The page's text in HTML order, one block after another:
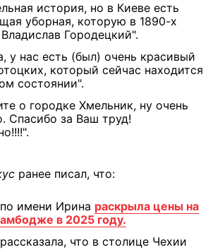
история, но в Киеве есть
уборная, которую в 1890-х
Городецкий".
у нас есть (был) очень красивый
который сейчас находится
состоянии".
о городке Хмельник, ну очень
Спасибо за Ваш труд!
ранее писал, что:
имени Ирина раскрыла цены на
в 2025 году.
что в столице Чехии